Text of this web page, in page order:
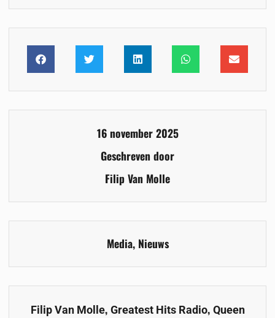
16 november 2025
Geschreven door
Filip Van Molle
Media, Nieuws
Filip Van Molle, Greatest Hits Radio, Queen